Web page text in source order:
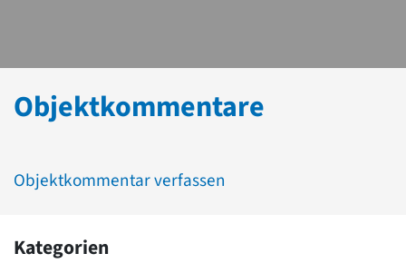
Objektkommentare
Objektkommentar verfassen
Kategorien